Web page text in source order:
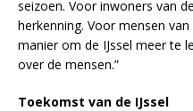
seizoen. Voor inwoners van
herkenning. Voor mensen
manier om de IJssel meer te
over de mensen.”
Toekomst van de IJssel